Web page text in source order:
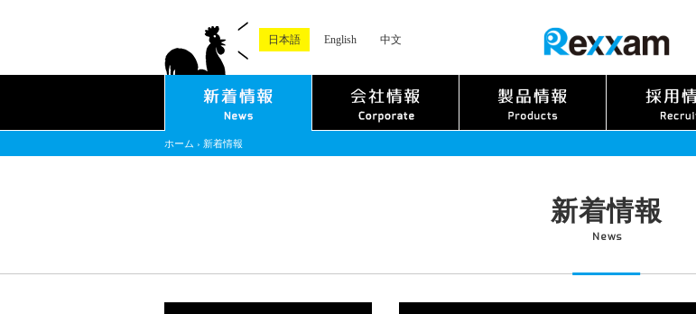
日本語 English 中文
ホーム › 新着情報
新着情報
News